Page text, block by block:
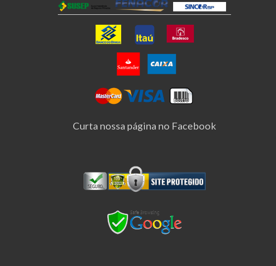
Curta nossa página no Facebook